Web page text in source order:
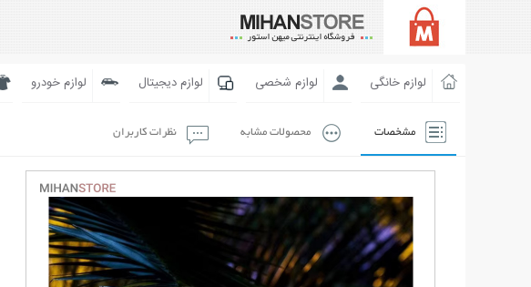
لوازم خانگی لوازم شخصی لوازم دیجیتال لوازم خودرو
مشخصات محصولات مشابه نظرات کاربران